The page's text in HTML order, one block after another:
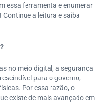
essa ferramenta e enumerar
a leitura e saiba
no meio digital, a segurança
para o governo,
Por essa razão, o
existe de mais avançado em